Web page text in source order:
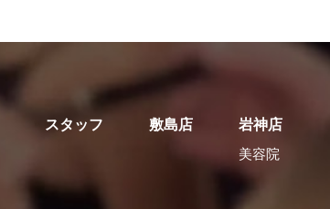
スタッフ 敷島店
岩神店
美容院